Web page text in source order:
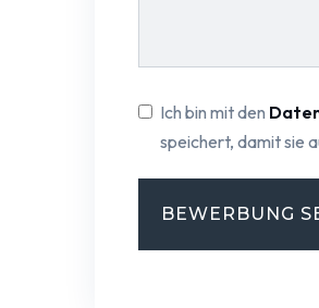
Ich bin mit den
speichert, damit sie
BEWERBUNG